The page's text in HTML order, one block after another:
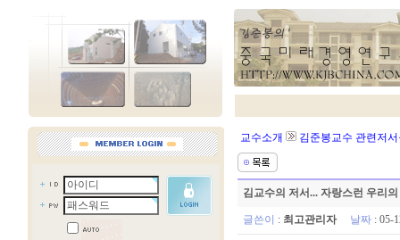
교수소개 김준봉교수 관련저서
김교수의 저서... 자랑스런 우리
글쓴이 : 최고관리자 날짜 :